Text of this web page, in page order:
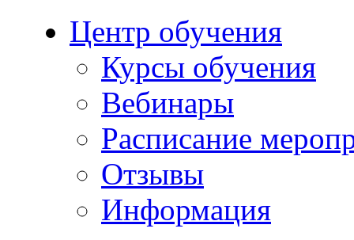
Центр обучения
Курсы обучения
Вебинары
Расписание
Отзывы
Информация